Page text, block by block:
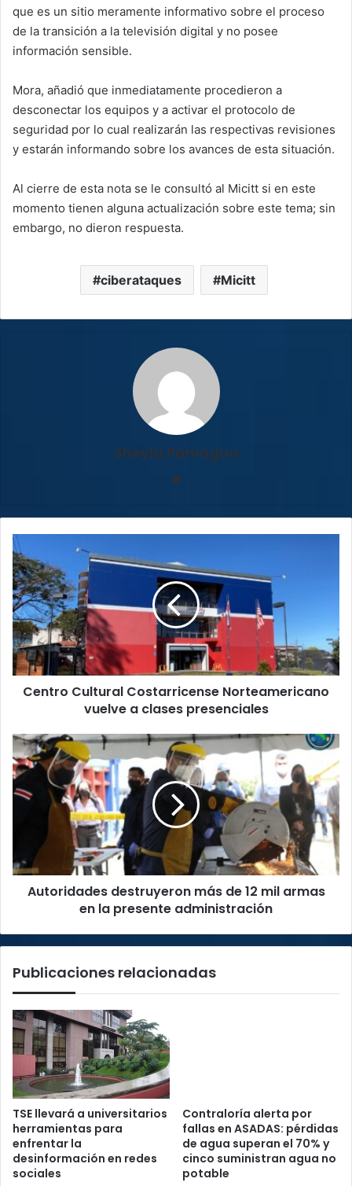
que es un sitio meramente informativo sobre el proceso
de la transición a la televisión digital y no posee
información sensible.
Mora, añadió que inmediatamente procedieron a
desconectar los equipos y a activar el protocolo de
seguridad por lo cual realizarán las respectivas revisiones
y estarán informando sobre los avances de esta situación.
Al cierre de esta nota se le consultó al Micitt si en este
momento tienen alguna actualización sobre este tema; sin
embargo, no dieron respuesta.
ciberataques Micitt
Sheyla Paniagua
Centro
Cultural
Costarricense
Norteamericano
vuelve
a
clases
presenciales
Centro Cultural Costarricense Norteamericano
vuelve a clases presenciales
Autoridades
destruyeron
más
de
en
la
presente
administración
Autoridades destruyeron más de 12 mil armas
en la presente administración
Publicaciones relacionadas
TSE llevará a universitarios
herramientas para
enfrentar la
desinformación en redes
sociales
Contraloría alerta por
fallas en ASADAS: pérdidas
de agua superan el 70% y
cinco suministran agua no
potable